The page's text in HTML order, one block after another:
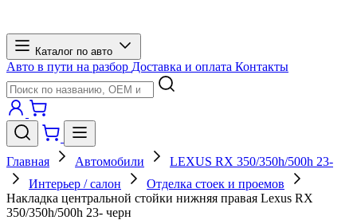
Каталог по авто
Авто в пути на разбор Доставка и оплата Контакты
Главная Автомобили
LEXUS RX 350/350h/500h 23-
Интерьер / салон
Отделка стоек и проемов
Накладка центральной стойки нижняя правая Lexus RX
350/350h/500h 23- черн